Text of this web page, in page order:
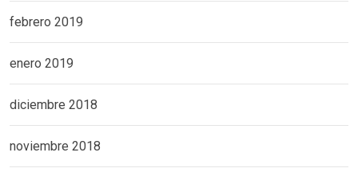
febrero 2019
enero 2019
diciembre 2018
noviembre 2018